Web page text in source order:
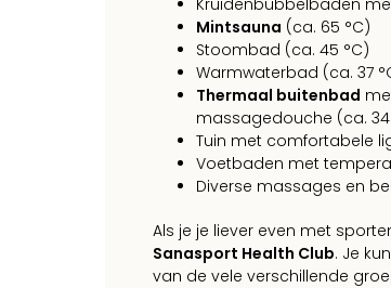
Mintsauna (ca. 65 °C)
Stoombad (ca. 45 °C)
Warmwaterbad (ca. 37
Thermaal buitenbad
massagedouche (ca. 34
Tuin met comfortabele
Voetbaden met
Diverse massages en
Als je je liever even met
Sanasport Health Club. Je
van de vele verschillende